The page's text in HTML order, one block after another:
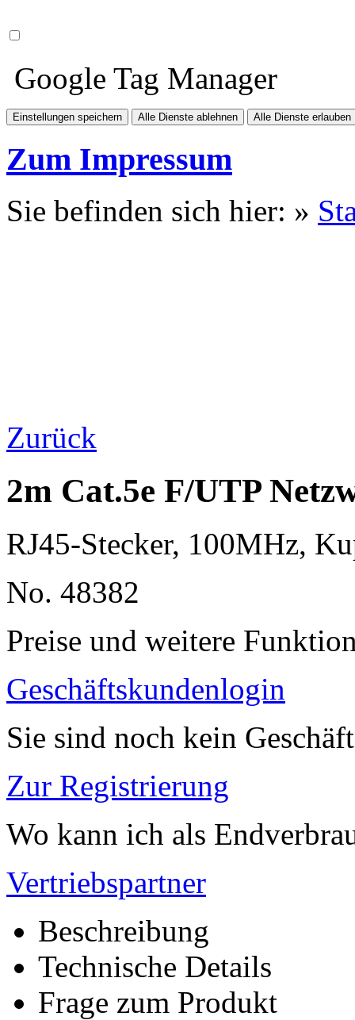
Google Tag Manager
Einstellungen speichern Alle Dienste ablehnen Alle Dienste erlauben
Zum Impressum
Sie befinden sich hier: »
Zurück
2m Cat.5e F/UTP
RJ45-Stecker, 100MHz,
No. 48382
Preise und weitere
Geschäftskundenlogin
Sie sind noch kein
Zur Registrierung
Wo kann ich als
Vertriebspartner
Beschreibung
Technische Details
Frage zum Produkt